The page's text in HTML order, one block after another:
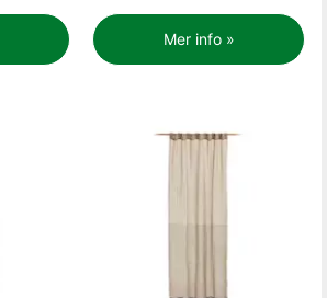
Mer info »